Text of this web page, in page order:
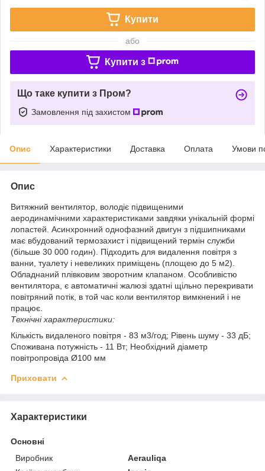
Купити
або
Купити з
Що таке купити з Пром?
Замовлення під захистом
Опис Характеристики Доставка Оплата Умови
Опис
Витяжний вентилятор, володіє підвищеними
аеродинамічними характеристиками завдяки унікальній формі
лопастей. Асинхронний однофазний двигун з підшипниками
має вбудований термозахист і підвищений термін служби
(більше 30 000 годин). Підходить для видалення повітря з
ванни, туалету і невеликих приміщень (площею до 5 м2).
Обладнаний плівковим зворотним клапаном. Особливістю
вентилятора, є автоматичні жалюзі здатні щільно перекривати
повітряний потік, в той час коли вентилятор вимкнений і не
працює.
Технічні характеристики:
Кількість видаленого повітря - 83 м3/год; Рівень шуму - 33 дБ;
Споживана потужність - 11 Вт; Необхідний діаметр
повітропровіда Ø100 мм
Приховати
Характеристики
Основні
Виробник
Aerauliqa